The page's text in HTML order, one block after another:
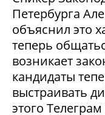
Петербурга
объяснил это
теперь
возникает
кандидаты
выстраивать
этого